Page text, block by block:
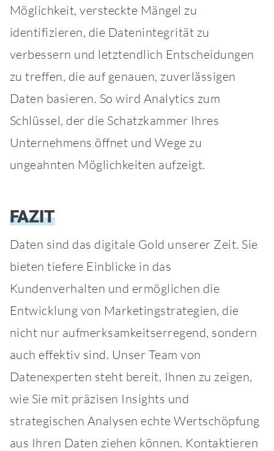
Möglichkeit, versteckte Mängel zu
identifizieren, die Datenintegrität zu
verbessern und letztendlich Entscheidungen
zu treffen, die auf genauen, zuverlässigen
Daten basieren. So wird Analytics zum
Schlüssel, der die Schatzkammer Ihres
Unternehmens öffnet und Wege zu
ungeahnten Möglichkeiten aufzeigt.
FAZIT
Daten sind das digitale Gold unserer Zeit. Sie
bieten tiefere Einblicke in das
Kundenverhalten und ermöglichen die
Entwicklung von Marketingstrategien, die
nicht nur aufmerksamkeitserregend, sondern
auch effektiv sind. Unser Team von
Datenexperten steht bereit, Ihnen zu zeigen,
wie Sie mit präzisen Insights und
strategischen Analysen echte Wertschöpfung
aus Ihren Daten ziehen können. Kontaktieren